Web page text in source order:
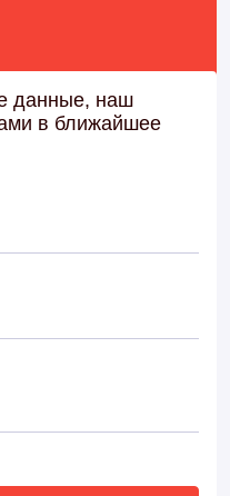
данные, наш
в ближайшее